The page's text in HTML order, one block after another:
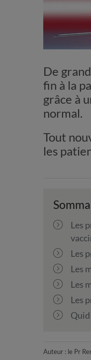
De
fin à la
grâce à
normal.
Tout
les
Les
Les
Les
Les
Les
Auteur : le Pr